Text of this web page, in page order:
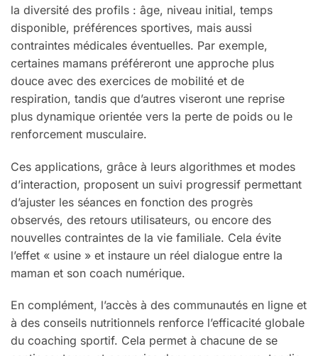
la diversité des profils : âge, niveau initial, temps
disponible, préférences sportives, mais aussi
contraintes médicales éventuelles. Par exemple,
certaines mamans préféreront une approche plus
douce avec des exercices de mobilité et de
respiration, tandis que d’autres viseront une reprise
plus dynamique orientée vers la perte de poids ou le
renforcement musculaire.
Ces applications, grâce à leurs algorithmes et modes
d’interaction, proposent un suivi progressif permettant
d’ajuster les séances en fonction des progrès
observés, des retours utilisateurs, ou encore des
nouvelles contraintes de la vie familiale. Cela évite
l’effet « usine » et instaure un réel dialogue entre la
maman et son coach numérique.
En complément, l’accès à des communautés en ligne et
à des conseils nutritionnels renforce l’efficacité globale
du coaching sportif. Cela permet à chacune de se